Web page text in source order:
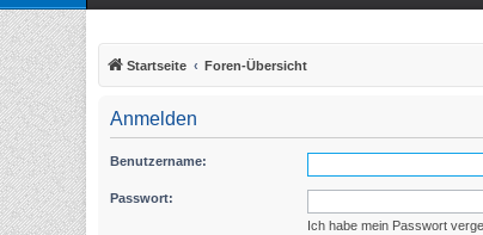
Startseite Foren-Übersicht
Anmelden
Benutzername:
Passwort:
Ich habe mein Passwort